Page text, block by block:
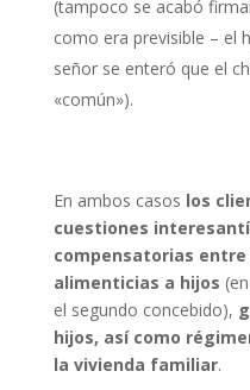
(tampoco se acabó
como era previsible – el
señor se enteró que el
«común»).
En ambos casos los
cuestiones
compensatorias
alimenticias a hijos
el segundo concebido),
hijos, así como
la vivienda familiar.